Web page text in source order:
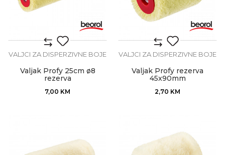
VALJCI ZA DISPERZIVNE BOJE
Valjak Profy 25cm ø8
rezerva
7,00 KM
VALJCI ZA DISPERZIVNE BOJE
Valjak Profy rezerva
45x90mm
2,70 KM